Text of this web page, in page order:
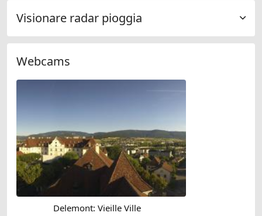
Visionare radar pioggia
Webcams
Delemont: Vieille Ville